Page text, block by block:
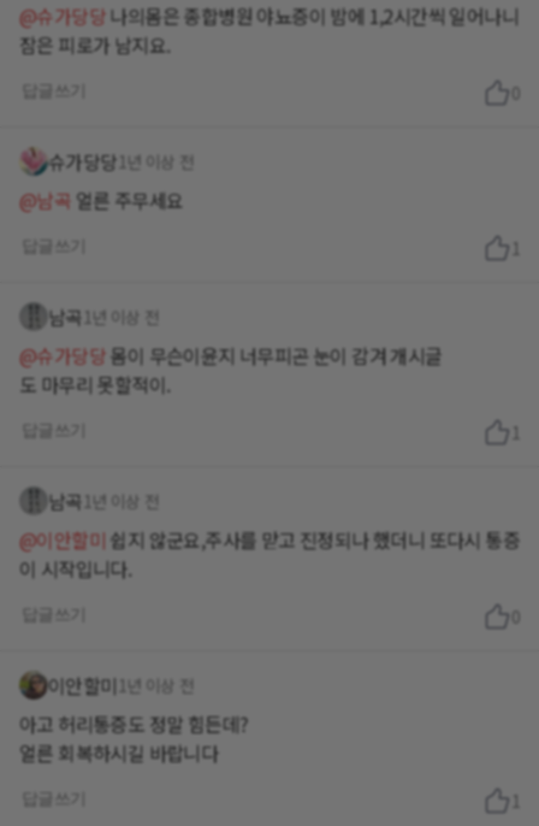
@슈가당당나의몸은 종합병원 야뇨증이 밤에 1,2시간씩 일어나니
잠은 피로가 남지요.
슈가당당 1년 이상 전
@남곡 얼른 주무세요
1
남곡 1년 이상 전
@슈가당당몸이 무슨이윤지 너무피곤 눈이 감겨 개시글
도 마무리 못할적이.
1
남곡 1년 이상 전
@이안할미 쉽지 않군요,주사를 맏고 진정되나 했더니 또다시 통증
이 시작입니다.
이안할미 1년 이상 전
아고 허리통증도 정말 힘든데?
얼른 회복하시길 바랍니다
1